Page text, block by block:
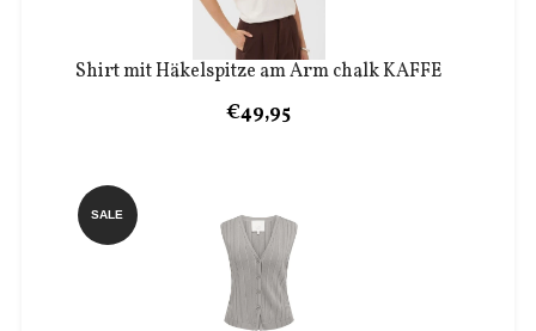
Shirt mit Häkelspitze am Arm chalk KAFFE
€49,95
SALE